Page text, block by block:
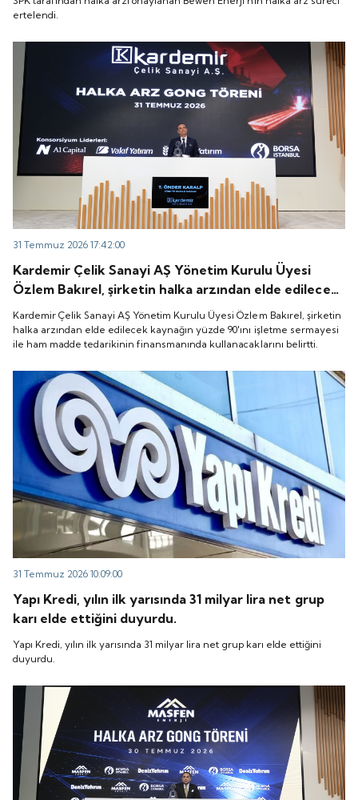
ertelendi.
31 Temmuz 2026 17:42:00
Kardemir Çelik Sanayi AŞ Yönetim Kurulu Üyesi
Özlem Bakırel, şirketin halka arzından elde edilecek
kaynağın yüzde 90'ını işletme sermayesi ile ham
madde tedarikinin finansmanında kullanacaklarını
belirtti.
Kardemir Çelik Sanayi AŞ Yönetim Kurulu Üyesi Özlem Bakırel, şirketin
halka arzından elde edilecek kaynağın yüzde 90'ını işletme sermayesi
ile ham madde tedarikinin finansmanında kullanacaklarını belirtti.
31 Temmuz 2026 10:09:00
Yapı Kredi, yılın ilk yarısında 31 milyar lira net grup
karı elde ettiğini duyurdu.
Yapı Kredi, yılın ilk yarısında 31 milyar lira net grup karı elde ettiğini
duyurdu.